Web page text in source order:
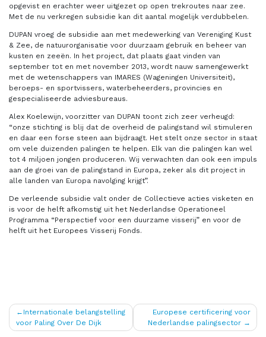
opgevist en erachter weer uitgezet op open trekroutes naar zee.
Met de nu verkregen subsidie kan dit aantal mogelijk verdubbelen.
DUPAN vroeg de subsidie aan met medewerking van Vereniging Kust
& Zee, de natuurorganisatie voor duurzaam gebruik en beheer van
kusten en zeeën. In het project, dat plaats gaat vinden van
september tot en met november 2013, wordt nauw samengewerkt
met de wetenschappers van IMARES (Wageningen Universiteit),
beroeps- en sportvissers, waterbeheerders, provincies en
gespecialiseerde adviesbureaus.
Alex Koelewijn, voorzitter van DUPAN toont zich zeer verheugd:
“onze stichting is blij dat de overheid de palingstand wil stimuleren
en daar een forse steen aan bijdraagt. Het stelt onze sector in staat
om vele duizenden palingen te helpen. Elk van die palingen kan wel
tot 4 miljoen jongen produceren. Wij verwachten dan ook een impuls
aan de groei van de palingstand in Europa, zeker als dit project in
alle landen van Europa navolging krijgt”.
De verleende subsidie valt onder de Collectieve acties visketen en
is voor de helft afkomstig uit het Nederlandse Operationeel
Programma “Perspectief voor een duurzame visserij” en voor de
helft uit het Europees Visserij Fonds.
Bericht
navigatie
Internationale belangstelling
voor Paling Over De Dijk
Europese certificering voor
Nederlandse palingsector